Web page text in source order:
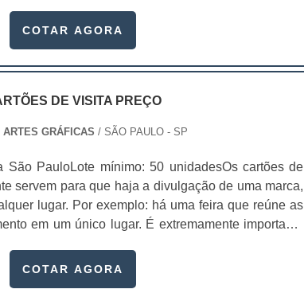
resinado da cartela e este plástico fazem um tipo
COTAR AGORA
DE VISITA PREÇO
ARTES GRÁFICAS / SÃO PAULO - SP
São PauloLote mínimo: 50 unidadesOs cartões de
servem para que haja a divulgação de uma marca,
lugar. Por exemplo: há uma feira que reúne as
em um único lugar. É extremamente importante
de contatos profissionais) é tudo. Dependendo de
COTAR AGORA